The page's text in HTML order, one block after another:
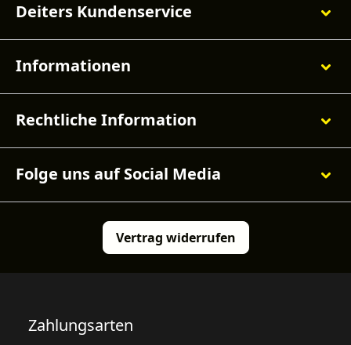
Deiters Kundenservice
Informationen
Rechtliche Information
Folge uns auf Social Media
Vertrag widerrufen
Zahlungsarten